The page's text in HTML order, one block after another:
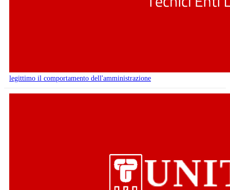
legittimo il comportamento dell'amministrazione